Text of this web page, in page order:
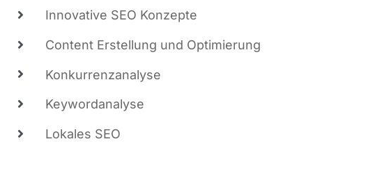
Inno­va­ti­ve SEO Konzepte
Con­tent Erstel­lung und Optimierung
Kon­kur­renz­ana­ly­se
Key­word­ana­ly­se
Loka­les SEO